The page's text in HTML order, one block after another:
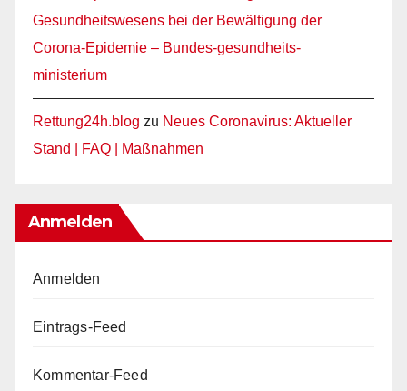
Gesundheitswesens bei der Bewältigung der
Corona-Epidemie – Bundes-gesundheits-
ministerium
Rettung24h.blog zu Neues Coronavirus: Aktueller
Stand | FAQ | Maßnahmen
Anmelden
Anmelden
Eintrags-Feed
Kommentar-Feed